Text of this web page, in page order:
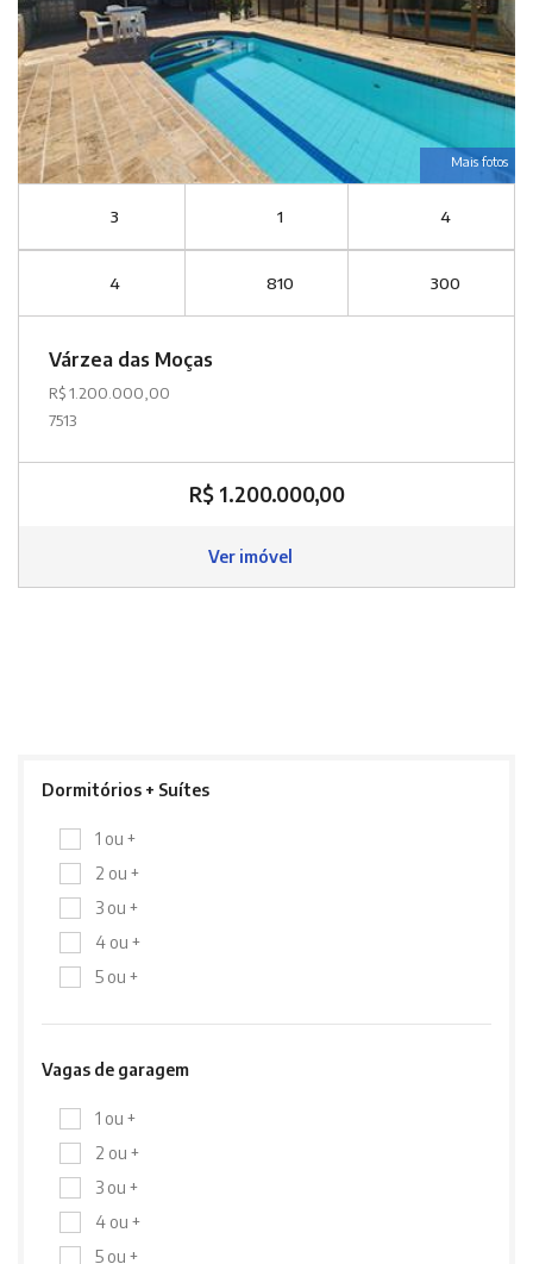
Mais fotos
3 1 4
4 810 300
Várzea das Moças
R$ 1.200.000,00
7513
R$ 1.200.000,00
Ver imóvel
Dormitórios + Suítes
1 ou +
2 ou +
3 ou +
4 ou +
5 ou +
Vagas de garagem
1 ou +
2 ou +
3 ou +
4 ou +
5 ou +